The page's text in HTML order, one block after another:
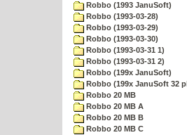
Robbo (1993 JanuSoft)
Robbo (1993-03-28)
Robbo (1993-03-29)
Robbo (1993-03-30)
Robbo (1993-03-31 1)
Robbo (1993-03-31 2)
Robbo (199x JanuSoft)
Robbo (199x JanuSoft 32
Robbo 20 MB
Robbo 20 MB A
Robbo 20 MB B
Robbo 20 MB C